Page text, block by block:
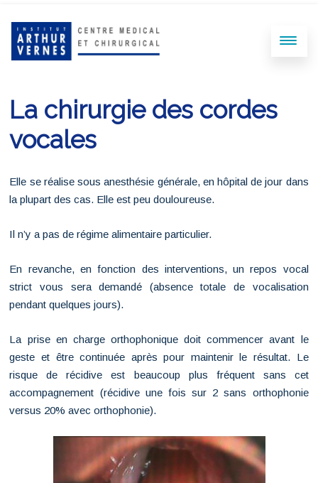
La chirurgie des cordes
vocales
Elle se réalise sous anesthésie générale, en hôpital de jour dans
la plupart des cas. Elle est peu douloureuse.
Il n’y a pas de régime alimentaire particulier.
En revanche, en fonction des interventions, un repos vocal
strict vous sera demandé (absence totale de vocalisation
pendant quelques jours).
La prise en charge orthophonique doit commencer avant le
geste et être continuée après pour maintenir le résultat. Le
risque de récidive est beaucoup plus fréquent sans cet
accompagnement (récidive une fois sur 2 sans orthophonie
versus 20% avec orthophonie).